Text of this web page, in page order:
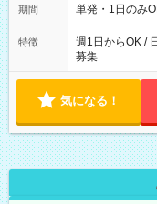
可能です！ ※1日あたりの最大実働時間は日勤、夜勤共に勤務し
期間 単発・1日のみ
特徴
週1日からOK /
募集
気になる！